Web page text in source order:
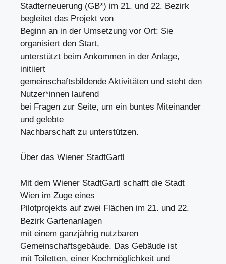
Stadterneuerung (GB*) im 21. und 22. Bezirk
begleitet das Projekt von
Beginn an in der Umsetzung vor Ort: Sie
organisiert den Start,
unterstützt beim Ankommen in der Anlage,
initiiert
gemeinschaftsbildende Aktivitäten und steht den
Nutzer*innen laufend
bei Fragen zur Seite, um ein buntes Miteinander
und gelebte
Nachbarschaft zu unterstützen.
Über das Wiener StadtGartl
Mit dem Wiener StadtGartl schafft die Stadt
Wien im Zuge eines
Pilotprojekts auf zwei Flächen im 21. und 22.
Bezirk Gartenanlagen
mit einem ganzjährig nutzbaren
Gemeinschaftsgebäude. Das Gebäude ist
mit Toiletten, einer Kochmöglichkeit und